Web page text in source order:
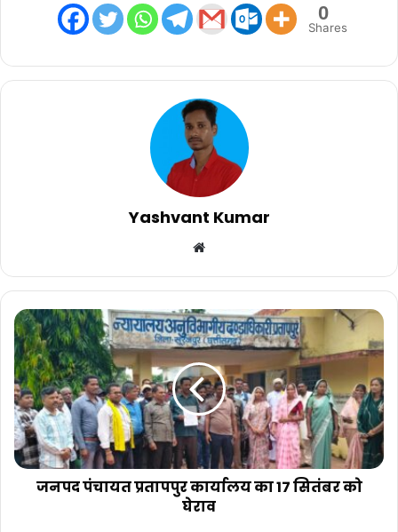
0
Shares
Yashvant Kumar
जनपद
पंचायत
प्रतापपुर
कार्यालय
का
17
सितंबर
को
घेराव
जनपद पंचायत प्रतापपुर कार्यालय का 17 सितंबर को
घेराव